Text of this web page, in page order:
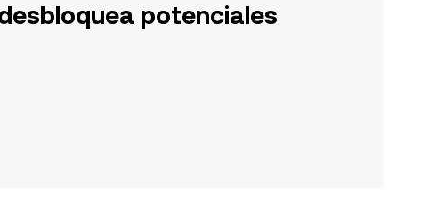
potenciales